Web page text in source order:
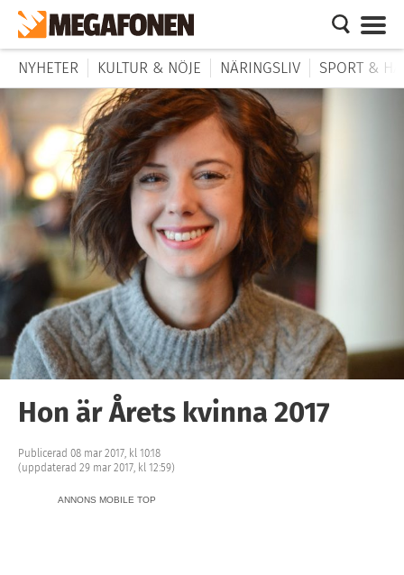
NYHETER KULTUR & NÖJE NÄRINGSLIV SPORT &
Hon är Årets kvinna 2017
Publicerad 08 mar 2017, kl 10:18
(uppdaterad 29 mar 2017, kl 12:59)
ANNONS MOBILE TOP